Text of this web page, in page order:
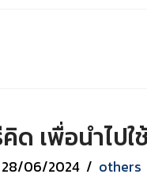
ด เพื่อนำไป
28/06/2024 others